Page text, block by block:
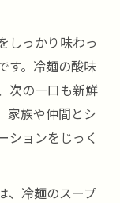
しっかり味わっ
す。冷麺の酸味
次の一口も新鮮
家族や仲間とシ
ションをじっく
、冷麺のスープ